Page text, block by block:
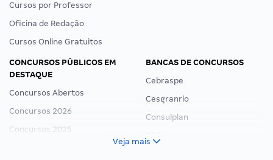
Cursos por Professor
Oficina de Redação
Cursos Online Gratuitos
CONCURSOS PÚBLICOS EM
DESTAQUE
Concursos Abertos
Concursos 2026
Concursos 2025
BANCAS DE CONCURSOS
Cebraspe
Cesgranrio
Consulplan
Veja mais